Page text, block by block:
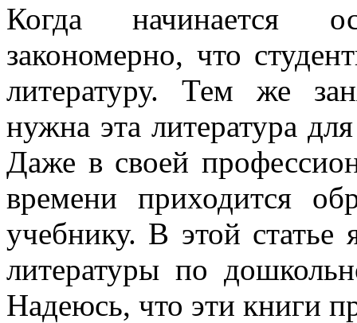
Когда начинается
закономерно, что
литературу. Тем же
нужна эта литература
Даже в своей
времени приходится
учебнику. В этой статье
литературы по
Надеюсь, что эти книги